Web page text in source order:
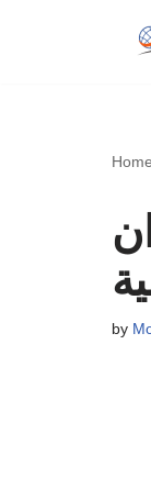
Home
by